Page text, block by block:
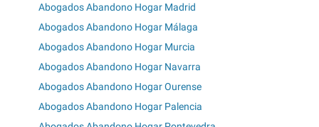
Abogados Abandono Hogar Madrid
Abogados Abandono Hogar Málaga
Abogados Abandono Hogar Murcia
Abogados Abandono Hogar Navarra
Abogados Abandono Hogar Ourense
Abogados Abandono Hogar Palencia